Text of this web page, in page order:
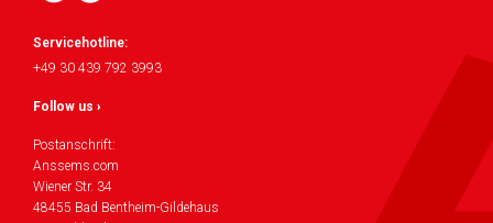
Servicehotline:
+49 30 439 792 3993
Follow us ›
Postanschrift:
Anssems.com
Wiener Str. 34
48455 Bad Bentheim-Gildehaus